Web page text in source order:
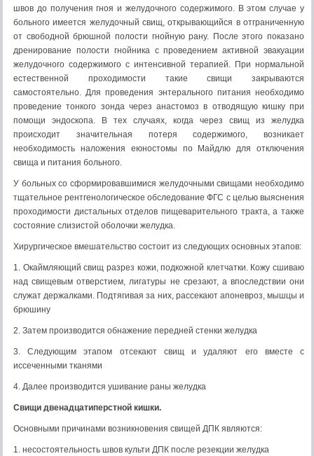
швов до получения гноя и желудочного содержимого. В этом случае у
больного имеется желудочный свищ, открывающийся в отграниченную
от свободной брюшной полости гнойную рану. После этого показано
дренирование полости гнойника с проведением активной эвакуации
желудочного содержимого с интенсивной терапией. При нормальной
естественной проходимости такие свищи закрываются
самостоятельно. Для проведения энтерального питания необходимо
проведение тонкого зонда через анастомоз в отводящую кишку при
помощи эндоскопа. В тех случаях, когда через свищ из желудка
происходит значительная потеря содержимого, возникает
необходимость наложения еюностомы по Майдлю для отключения
свища и питания больного.
У больных со сформировавшимися желудочными свищами необходимо
тщательное рентгенологическое обследование ФГС с целью выяснения
проходимости дистальных отделов пищеварительного тракта, а также
состояние слизистой оболочки желудка.
Хирургическое вмешательство состоит из следующих основных этапов:
1. Окаймляющий свищ разрез кожи, подкожной клетчатки. Кожу сшиваю
над свищевым отверстием, лигатуры не срезают, а впоследствии они
служат держалками. Подтягивая за них, рассекают апоневроз, мышцы и
брюшину
2. Затем производится обнажение передней стенки желудка
3. Следующим этапом отсекают свищ и удаляют его вместе с
иссеченными тканями
4. Далее производится ушивание раны желудка
Свищи двенадцатиперстной кишки.
Основными причинами возникновения свищей ДПК являются:
1. несостоятельность швов культи ДПК после резекции желудка